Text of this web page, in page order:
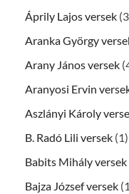
Áprily Lajos versek
Aranka György
Arany János versek
Aranyosi Ervin
Aszlányi Károly
B. Radó Lili versek (1)
Babits Mihály versek
Bajza József versek